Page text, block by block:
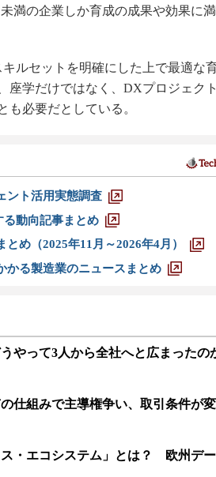
満の企業しか育成の成果や効果に
ルセットを明確にした上で最適な
座学だけではなく、DXプロジェク
も必要だとしている。
ント活用実態調査
動向記事まとめ
め（2025年11月～2026年4月）
かる製造業のニュースまとめ
やって3人から全社へと広まったの
仕組みで主導権争い、取引条件が
・エコシステム」とは？ 欧州デ